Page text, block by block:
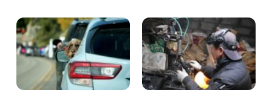
Og er du i besiddelse af en flisebe...